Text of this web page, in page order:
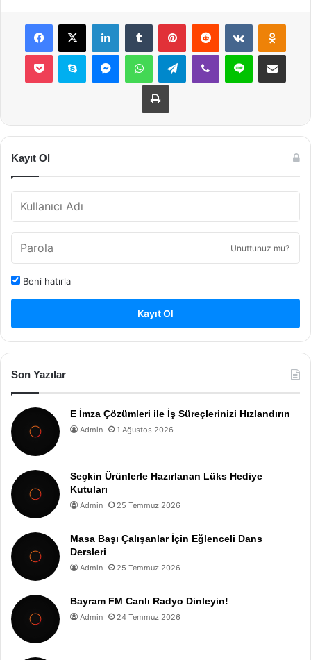
Facebook
X LinkedInTumblr PinterestReddit VKontakte
Pocket Skype MessengerWhatsAppTelegramViber Line E-Posta ile
Yazdır
Kayıt Ol
Unuttunuz mu?
Beni hatırla
Kayıt Ol
Son Yazılar
E İmza Çözümleri ile İş Süreçlerinizi Hızlandırın
Admin 1 Ağustos 2026
Seçkin Ürünlerle Hazırlanan Lüks Hediye
Kutuları
Admin 25 Temmuz 2026
Masa Başı Çalışanlar İçin Eğlenceli Dans
Dersleri
Admin 25 Temmuz 2026
Bayram FM Canlı Radyo Dinleyin!
Admin 24 Temmuz 2026